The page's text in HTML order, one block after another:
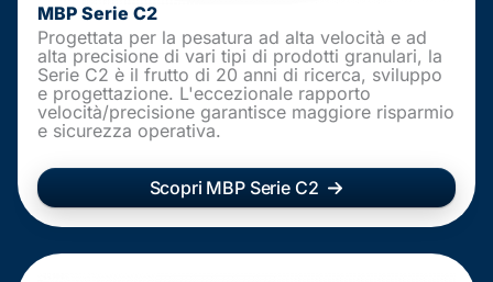
MBP Serie C2
Progettata per la pesatura ad alta velocità e ad
alta precisione di vari tipi di prodotti granulari, la
Serie C2 è il frutto di 20 anni di ricerca, sviluppo
e progettazione. L'eccezionale rapporto
velocità/precisione garantisce maggiore risparmio
e sicurezza operativa.
Scopri MBP Serie C2